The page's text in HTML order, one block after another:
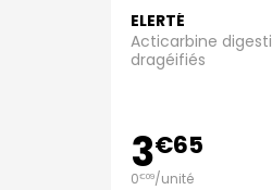
ELERTÉ
Acticarbine
dragéifiés
3€65
0€09/unité